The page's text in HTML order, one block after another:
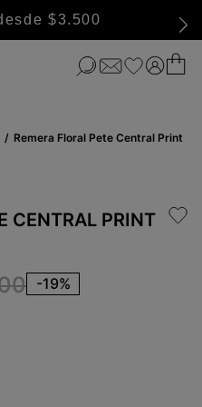
$3.500
Remera Floral Pete Central Print
CENTRAL PRINT
-19%